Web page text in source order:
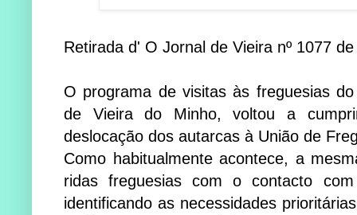
Retirada d' O Jornal de Vieira nº 1077
O programa de visitas às freguesias
de Vi­eira do Minho, voltou a
deslocação dos au­­tar­­­cas à União de
Como habitualmente acon­­­­tece, a
ridas fre­guesias com o contacto
identificando as ne­cessidades